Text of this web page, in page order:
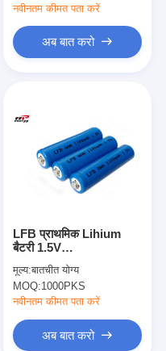
नवीनतम कीमत पता करें
अब बात करो
LFB प्राथमिक Lihium
बैटरी 1.5V
AAA1100mAh क्षमता
LiFeS2 FR03 / LR03 /
L92 / R03
मूल्य:बातचीत योग्य
MOQ:1000PKS
नवीनतम कीमत पता करें
अब बात करो